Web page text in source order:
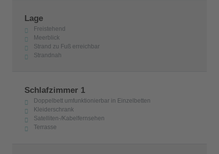
Lage
Freistehend
Meerblick
Strand zu Fuß erreichbar
Strandnah
Schlafzimmer 1
Doppelbett umfunktionierbar in Einzelbetten
Kleiderschrank
Satelliten-/Kabelfernsehen
Terrasse